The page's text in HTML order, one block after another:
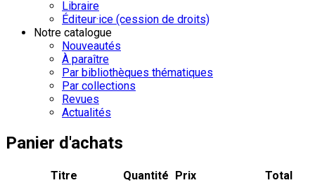
Libraire
Éditeur·ice (cession de droits)
Notre catalogue
Nouveautés
À paraître
Par bibliothèques thématiques
Par collections
Revues
Actualités
Panier d'achats
Titre Quantité Prix Total